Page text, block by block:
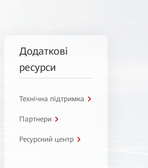
Додаткові
ресурси
Технічна підтримка
Партнери
Ресурсний центр